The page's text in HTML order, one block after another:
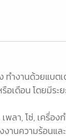
ำงานด้วยแบต
เดือน โดยมีระ
ลา, โซ่, เครื่
านความร้อนแ